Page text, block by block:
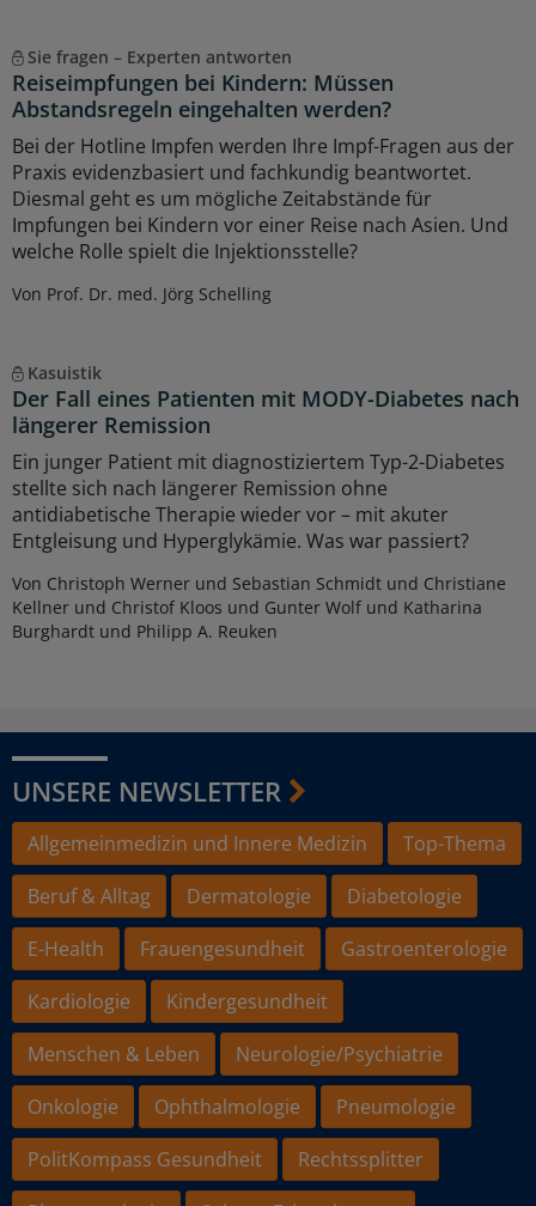
Sie fragen – Experten antworten
Reiseimpfungen bei Kindern: Müssen
Abstandsregeln eingehalten werden?
Bei der Hotline Impfen werden Ihre Impf-Fragen aus der
Praxis evidenzbasiert und fachkundig beantwortet.
Diesmal geht es um mögliche Zeitabstände für
Impfungen bei Kindern vor einer Reise nach Asien. Und
welche Rolle spielt die Injektionsstelle?
Von Prof. Dr. med. Jörg Schelling
Kasuistik
Der Fall eines Patienten mit MODY-Diabetes nach
längerer Remission
Ein junger Patient mit diagnostiziertem Typ-2-Diabetes
stellte sich nach längerer Remission ohne
antidiabetische Therapie wieder vor – mit akuter
Entgleisung und Hyperglykämie. Was war passiert?
Von Christoph Werner und Sebastian Schmidt und Christiane
Kellner und Christof Kloos und Gunter Wolf und Katharina
Burghardt und Philipp A. Reuken
UNSERE NEWSLETTER
Allgemeinmedizin und Innere Medizin
Top-Thema
Beruf & Alltag
Dermatologie
Diabetologie
E-Health
Frauengesundheit
Gastroenterologie
Kardiologie
Kindergesundheit
Menschen & Leben
Neurologie/Psychiatrie
Onkologie
Ophthalmologie
Pneumologie
PolitKompass Gesundheit
Rechtssplitter